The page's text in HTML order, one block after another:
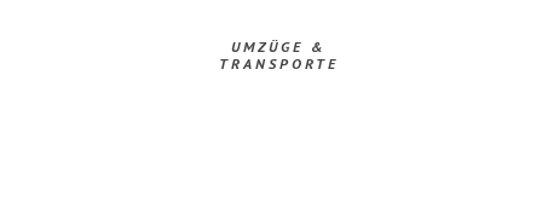
UMZÜGE &
TRANSPORTE